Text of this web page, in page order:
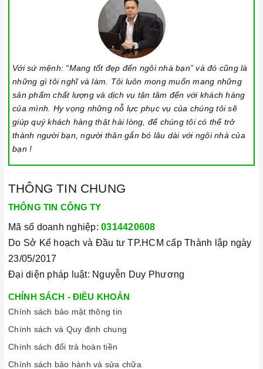
Với sứ mệnh: “Mang tốt đẹp đến ngôi nhà bạn” và đó cũng là
những gì tôi nghĩ và làm. Tôi luôn mong muốn mang những
sản phẩm chất lượng và dịch vụ tận tâm đến với khách hàng
của mình. Hy vọng những nỗ lực phục vụ của chúng tôi sẽ
giúp quý khách hàng thật hài lòng, để chúng tôi có thể trở
thành người bạn, người thân gắn bó lâu dài với ngôi nhà của
bạn !
THÔNG TIN CHUNG
THÔNG TIN CÔNG TY
Mã số doanh nghiệp: 0314420608
Do Sở Kế hoạch và Đầu tư TP.HCM cấp Thành lập ngày
23/05/2017
Đại diện pháp luật: Nguyễn Duy Phương
CHÍNH SÁCH - ĐIỀU KHOẢN
Chính sách bảo mật thông tin
Chính sách và Quy định chung
Chính sách đổi trả hoàn tiền
Chính sách bảo hành và sửa chữa